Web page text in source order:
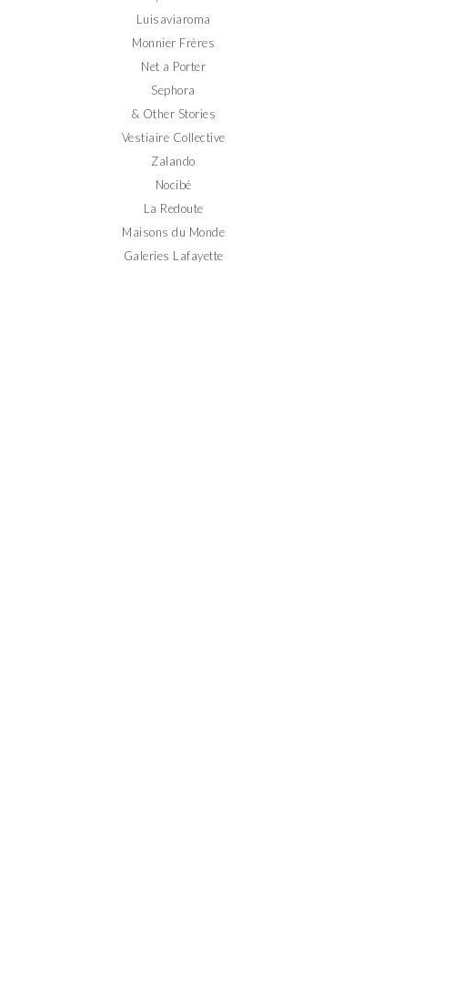
Luisaviaroma
Monnier Frères
Net a Porter
Sephora
& Other Stories
Vestiaire Collective
Zalando
Nocibé
La Redoute
Maisons du Monde
Galeries Lafayette